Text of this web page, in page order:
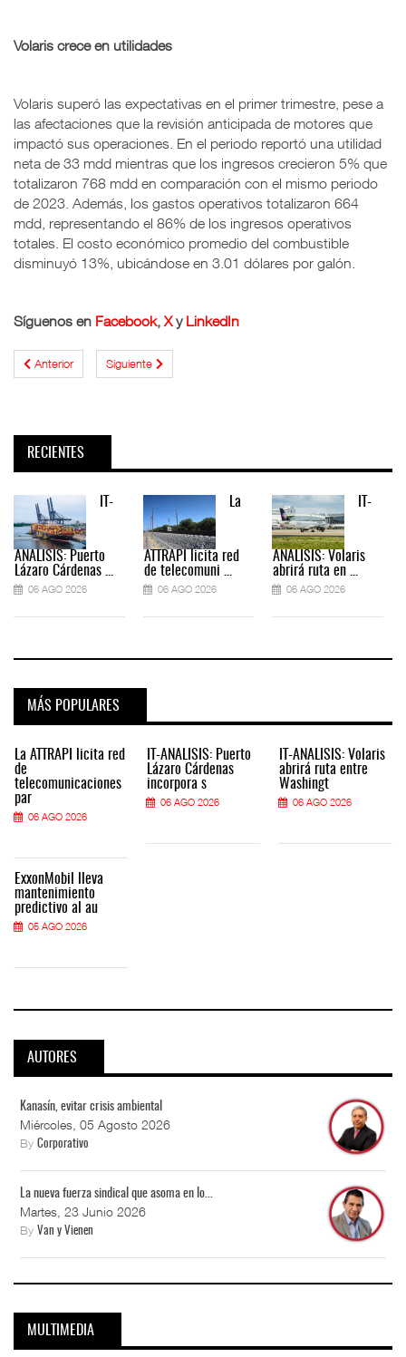
Volaris crece en utilidades
Volaris superó las expectativas en el primer trimestre, pese a
las afectaciones que la revisión anticipada de motores que
impactó sus operaciones. En el periodo reportó una utilidad
neta de 33 mdd mientras que los ingresos crecieron 5% que
totalizaron 768 mdd en comparación con el mismo periodo
de 2023. Además, los gastos operativos totalizaron 664
mdd, representando el 86% de los ingresos operativos
totales. El costo económico promedio del combustible
disminuyó 13%, ubicándose en 3.01 dólares por galón.
Síguenos en Facebook, Xy LinkedIn
Anterior Siguiente
RECIENTES
IT-
ANÁLISIS: Puerto
Lázaro Cárdenas ...
06 AGO 2026
La
ATTRAPI licita red
de telecomuni ...
06 AGO 2026
IT-
ANÁLISIS: Volaris
abrirá ruta en ...
06 AGO 2026
MÁS POPULARES
La ATTRAPI licita red
de
telecomunicaciones
par
06 AGO 2026
ExxonMobil lleva
mantenimiento
predictivo al au
05 AGO 2026
IT-ANÁLISIS: Puerto
Lázaro Cárdenas
incorpora s
06 AGO 2026
IT-ANÁLISIS: Volaris
abrirá ruta entre
Washingt
06 AGO 2026
AUTORES
Kanasín, evitar crisis ambiental
Miércoles, 05 Agosto 2026
By Corporativo
La nueva fuerza sindical que asoma en lo...
Martes, 23 Junio 2026
By Van y Vienen
MULTIMEDIA